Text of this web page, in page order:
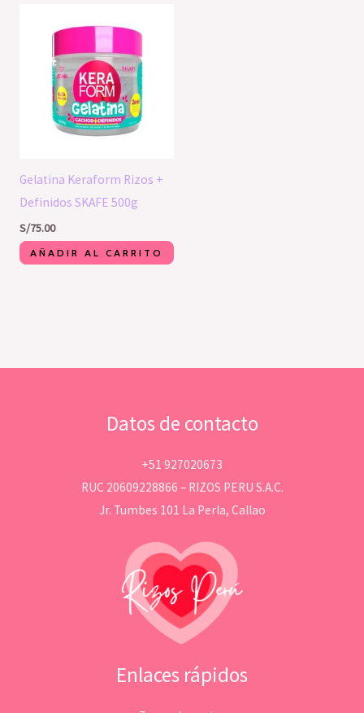
Gelatina Keraform Rizos +
Definidos SKAFE 500g
S/75.00
AÑADIR AL CARRITO
Datos de contacto
+51 927020673
RUC 20609228866 – RIZOS PERU S.A.C.
Jr. Tumbes 101 La Perla, Callao
Enlaces rápidos